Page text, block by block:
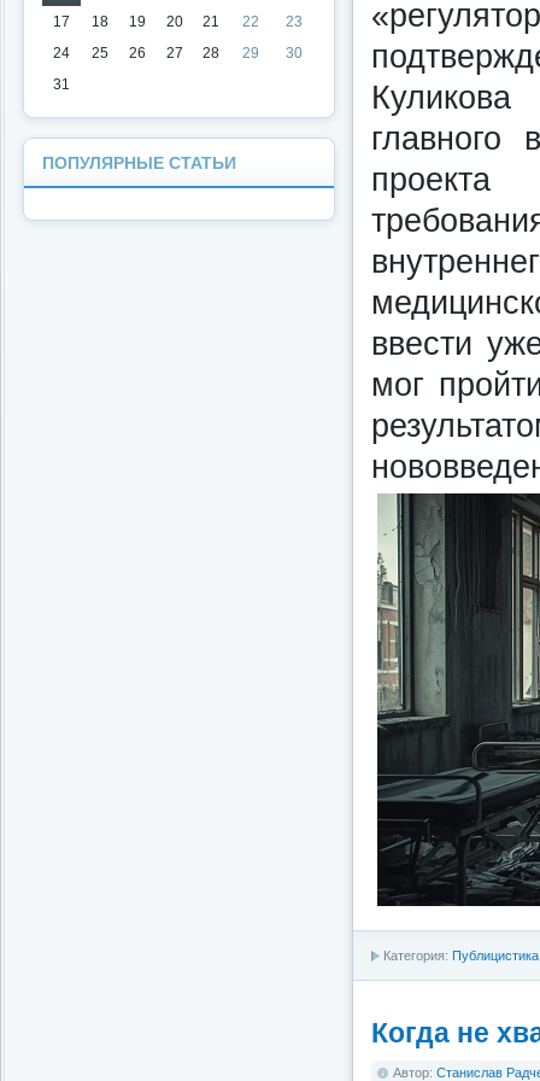
ввести
мог
Категория: Публицистика
Когда не
Автор: Станислав
17 18 19 20 21 22
23
24
25 26 27 28 29
30
31
ПОПУЛЯРНЫЕ СТАТЬИ